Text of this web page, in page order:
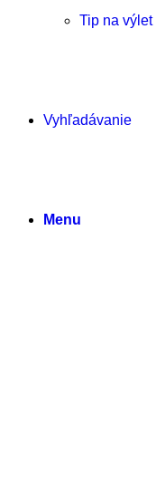
Tip na výlet
Vyhľadávanie
Menu